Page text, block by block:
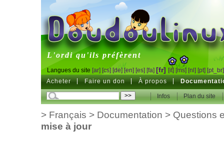
DoudouLinux
L'ordi qu'ils préfèrent
Langues du site [ar] [cs] [de] [en] [es] [fa] [fr] [it] [ms] [nl] [pt] [pt_br]
Acheter Faire un don À propos
Infos Plan du site
> Français > Documentation > Questions
mise à jour